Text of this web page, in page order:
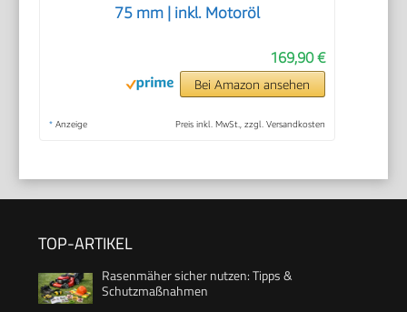
75 mm | inkl. Motoröl
169,90 €
Bei Amazon ansehen
* Anzeige Preis inkl. MwSt., zzgl. Versandkosten
TOP-ARTIKEL
Rasenmäher sicher nutzen: Tipps &
Schutzmaßnahmen